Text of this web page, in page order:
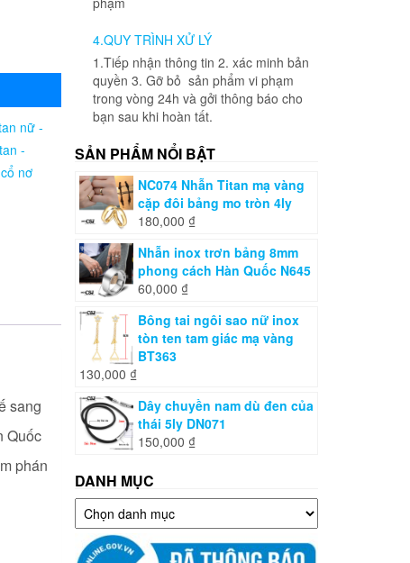
nữ -
-
nơ
sang
Quốc
phán
4.QUY TRÌNH XỬ LÝ
1.Tiếp nhận thông tin 2. xác minh bản
quyền 3. Gỡ bỏ sản phẩm vi phạm
trong vòng 24h và gởi thông báo cho
bạn sau khi hoàn tất.
SẢN PHẨM NỔI BẬT
NC074 Nhẫn Titan mạ vàng
cặp đôi bảng mo tròn 4ly
180,000 ₫
Nhẫn inox trơn bảng 8mm
phong cách Hàn Quốc N645
60,000 ₫
Bông tai ngôi sao nữ inox
tòn ten tam giác mạ vàng
BT363
130,000 ₫
Dây chuyền nam dù đen của
thái 5ly DN071
150,000 ₫
DANH MỤC
Danh
mục